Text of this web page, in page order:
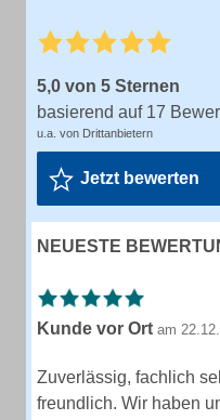
5,0 von 5 Sternen
basierend auf 17
u.a. von Drittanbietern
Jetzt bewerten
NEUESTE
Kunde vor Ort am
Zuverlässig, fachlich
freundlich. Wir haben